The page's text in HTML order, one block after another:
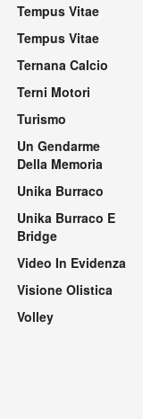
Tempus Vitae
Tempus Vitae
Ternana Calcio
Terni Motori
Turismo
Un Gendarme
Della Memoria
Unika Burraco
Unika Burraco E
Bridge
Video In Evidenza
Visione Olistica
Volley